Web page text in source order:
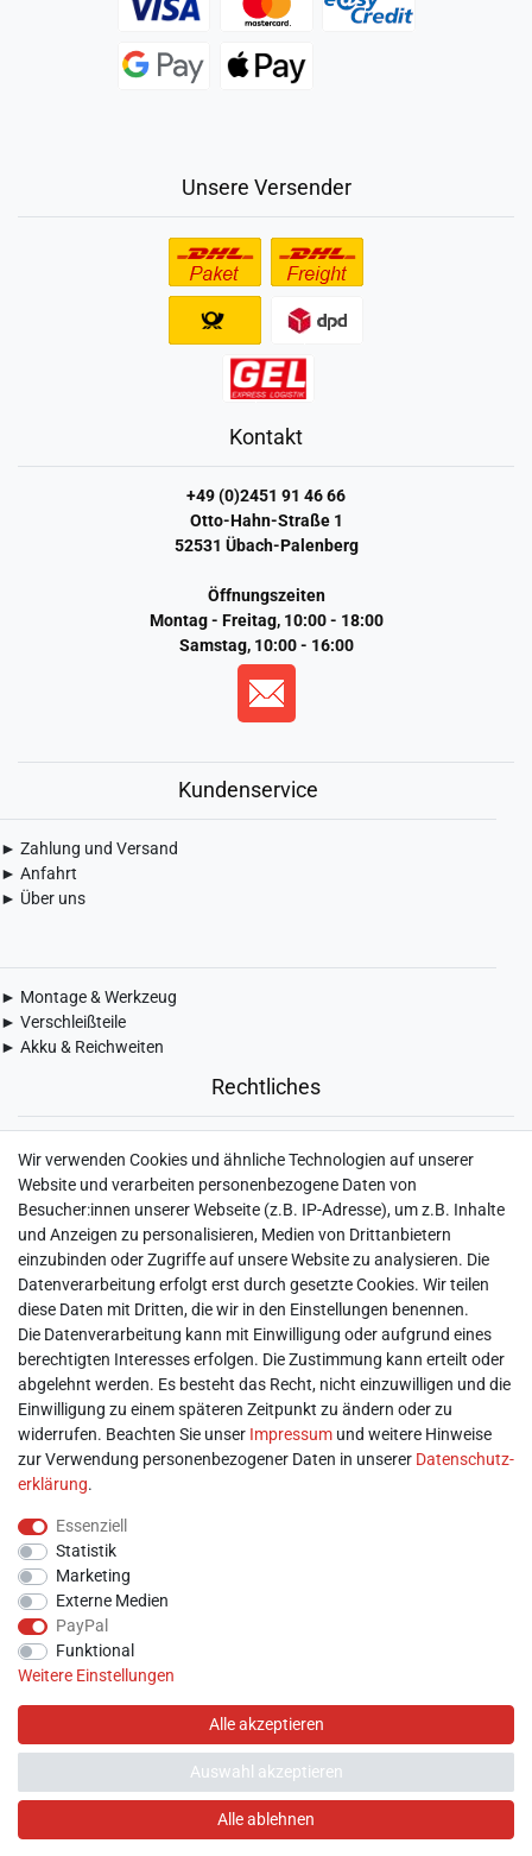
Unsere Versender
Kontakt
+49 (0)2451 91 46 66
Otto-Hahn-Straße 1
52531 Übach-Palenberg
Öffnungszeiten
Montag - Freitag, 10:00 - 18:00
Samstag, 10:00 - 16:00
Kundenservice
► Zahlung und Versand
► Anfahrt
► Über uns
► Montage & Werkzeug
► Verschleißteile
► Akku & Reichweiten
Rechtliches
► Impressum
► Daten­schutz­erklärung
► AGB & Kundeninformation
► Barrierefreiheitserklärung
► Batterieentsorgung
► Kontakt
Mein Konto
► Registrieren
► Login
► Warenkorb
► Zur Kasse
Wir verwenden Cookies und ähnliche Technologien auf unserer
Website und verarbeiten personenbezogene Daten von
Besucher:innen unserer Webseite (z.B. IP-Adresse), um z.B. Inhalte
und Anzeigen zu personalisieren, Medien von Drittanbietern
einzubinden oder Zugriffe auf unsere Website zu analysieren. Die
Datenverarbeitung erfolgt erst durch gesetzte Cookies. Wir teilen
diese Daten mit Dritten, die wir in den Einstellungen benennen.
Die Datenverarbeitung kann mit Einwilligung oder aufgrund eines
berechtigten Interesses erfolgen. Die Zustimmung kann erteilt oder
abgelehnt werden. Es besteht das Recht, nicht einzuwilligen und die
Einwilligung zu einem späteren Zeitpunkt zu ändern oder zu
widerrufen. Beachten Sie unser Impressum und weitere Hinweise
zur Verwendung personenbezogener Daten in unserer Daten­schutz­
erklärung.
Essenziell
Statistik
Marketing
Externe Medien
PayPal
Funktional
Weitere Einstellungen
Alle akzeptieren
Alle ablehnen
Auswahl akzeptieren